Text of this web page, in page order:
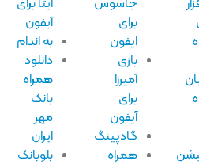
ایفون
بازی
آیفون
گادپینگ
همراه
آیفون
به اندام
دانلود
همراه
بلوبانک